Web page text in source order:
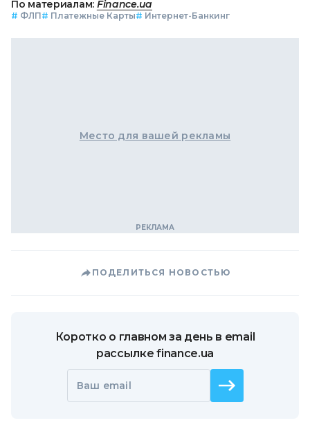
По материалам: Finance.ua
# ФЛП# Платежные Карты# Интернет-Банкинг
Место для вашей рекламы
ПОДЕЛИТЬСЯ НОВОСТЬЮ
Коротко о главном за день в email
рассылке finance.ua
Ваш email